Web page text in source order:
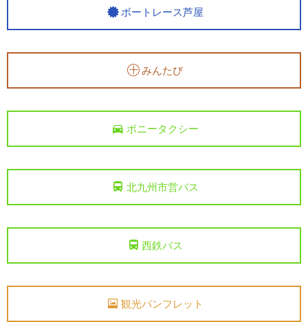
ボートレース芦屋
みんたび
ポニータクシー
北九州市営バス
西鉄バス
観光パンフレット